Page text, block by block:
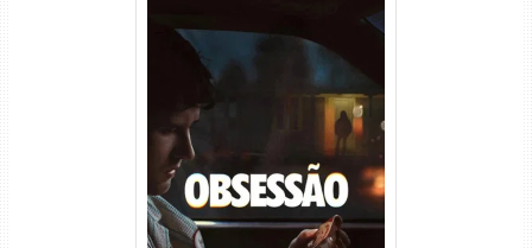
Obsessão Torrent (2026)
WEB-DL 1080p/4K Dual
Áudio